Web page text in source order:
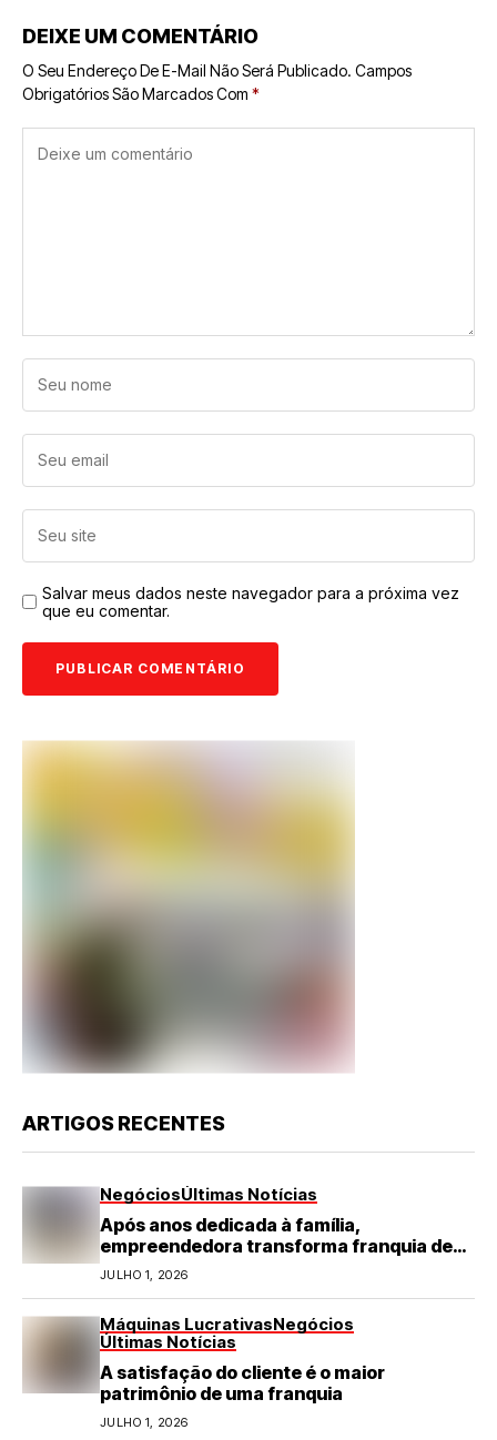
DEIXE UM COMENTÁRIO
O Seu Endereço De E-Mail Não Será Publicado. Campos
Obrigatórios São Marcados Com *
Salvar meus dados neste navegador para a próxima vez
que eu comentar.
ARTIGOS RECENTES
NegóciosÚltimas Notícias
Após anos dedicada à família,
empreendedora transforma franquia de
turismo em negócio de destaque no RN
JULHO 1, 2026
Máquinas LucrativasNegócios
Últimas Notícias
A satisfação do cliente é o maior
patrimônio de uma franquia
JULHO 1, 2026